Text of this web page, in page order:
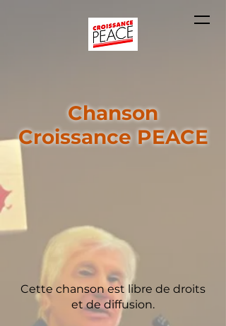
Chanson
Croissance PEACE
Cette chanson est libre de droits
et de diffusion.